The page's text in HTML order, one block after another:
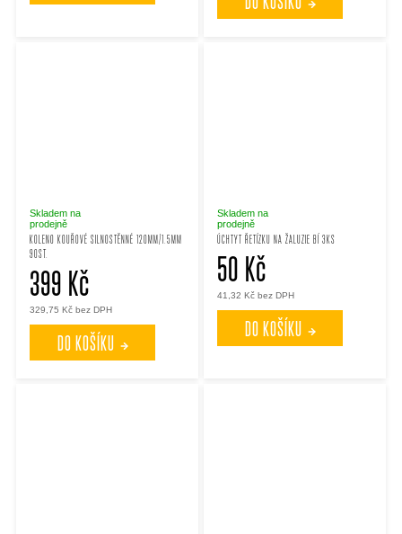
KOLENO KOUŘOVÉ SILNOSTĚNNÉ 120MM/1.5MM
90ST.
Skladem na
prodejně
329,75 Kč bez DPH
399 Kč
DO KOŠÍKU
ÚCHTYT ŘETÍZKU NA ŽALUZIE BÍ 3KS
Skladem na
prodejně
41,32 Kč bez DPH
50 Kč
DO KOŠÍKU